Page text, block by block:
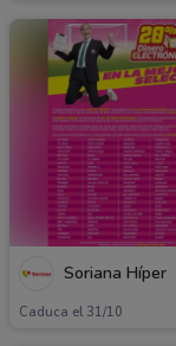
Soriana Híper
Caduca el 31/10